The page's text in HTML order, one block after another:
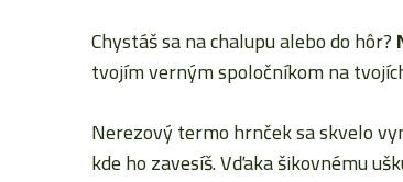
Chystáš sa na chalupu alebo do hôr?
tvojím verným spoločníkom na
Nerezový termo hrnček sa skvelo
kde ho zavesíš. Vďaka šikovnému